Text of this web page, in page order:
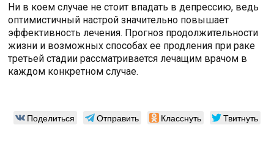
Ни в коем случае не стоит впадать в депрессию, ведь
оптимистичный настрой значительно повышает
эффективность лечения. Прогноз продолжительности
жизни и возможных способах ее продления при раке
третьей стадии рассматривается лечащим врачом в
каждом конкретном случае.
Поделиться Отправить Класснуть Твитнуть